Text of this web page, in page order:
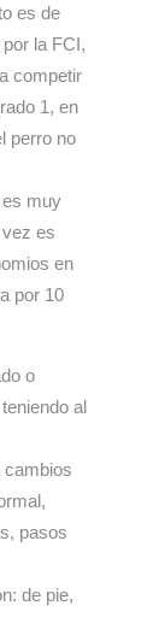
es de
la FCI,
competir
1, en
perro no
es muy
es
en
por 10
o
al
cambios
pasos
de pie,